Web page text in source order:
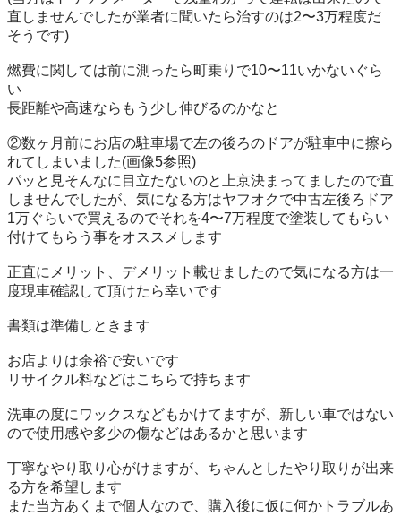
直しませんでしたが業者に聞いたら治すのは2〜3万程度だ
そうです)
燃費に関しては前に測ったら町乗りで10〜11いかないぐら
い
長距離や高速ならもう少し伸びるのかなと
②数ヶ月前にお店の駐車場で左の後ろのドアが駐車中に擦ら
れてしまいました(画像5参照)
パッと見そんなに目立たないのと上京決まってましたので直
しませんでしたが、気になる方はヤフオクで中古左後ろドア
1万ぐらいで買えるのでそれを4〜7万程度で塗装してもらい
付けてもらう事をオススメします
正直にメリット、デメリット載せましたので気になる方は一
度現車確認して頂けたら幸いです
書類は準備しときます
お店よりは余裕で安いです
リサイクル料などはこちらで持ちます
洗車の度にワックスなどもかけてますが、新しい車ではない
ので使用感や多少の傷などはあるかと思います
丁寧なやり取り心がけますが、ちゃんとしたやり取りが出来
る方を希望します
また当方あくまで個人なので、購入後に仮に何かトラブルあ